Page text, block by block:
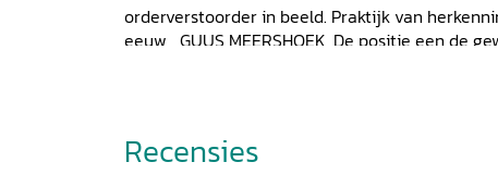
orderverstoorder in beeld. Praktijk van
eeuw GUUS MEERSHOEK, De positie een de
: GIJS
handhaving van de rust, en beteugeling van
BALLIN, Recht en orde
KAMPHUIS, Eten van Moeder Aarde
Recensies